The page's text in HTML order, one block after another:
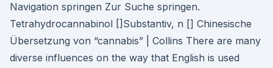
Navigation springen Zur Suche springen.
Tetrahydrocannabinol []Substantiv, n [] Chinesische
Übersetzung von “cannabis” | Collins There are many
diverse influences on the way that English is used